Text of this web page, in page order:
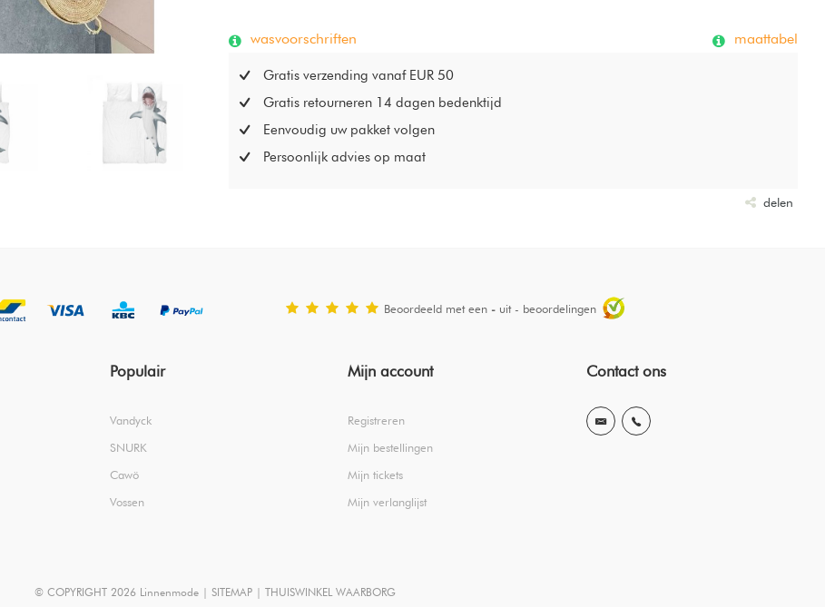
wasvoorschriften maattabel
Gratis verzending vanaf EUR 50
Gratis retourneren 14 dagen bedenktijd
Eenvoudig uw pakket volgen
Persoonlijk advies op maat
delen
Beoordeeld met een -uit - beoordelingen
Populair
Vandyck
SNURK
Cawö
Vossen
Mijn account
Registreren
Mijn bestellingen
Mijn tickets
Mijn verlanglijst
Contact ons
© COPYRIGHT 2026 Linnenmode | SITEMAP | THUISWINKEL WAARBORG